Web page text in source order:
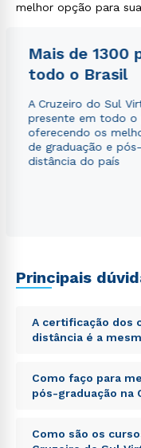
melhor opção para
Mais de 1300
todo o Brasil
A Cruzeiro do Sul
presente em todo o
oferecendo os
de graduação e
distância do país
Principais
A certificação dos
distância é a
Sed ut perspiciatis
voluptatem
totam rem
explicabo. Nemo
Como faço para
pós-graduação na
Sed ut perspiciatis
voluptatem
Como são os
Estou de acordo
autorizo que meus
envio de